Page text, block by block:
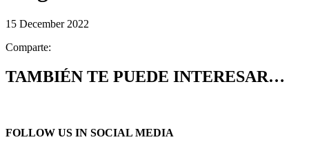
15 December 2022
Comparte:
TAMBIÉN TE PUEDE INTERESAR…
FOLLOW US IN SOCIAL MEDIA